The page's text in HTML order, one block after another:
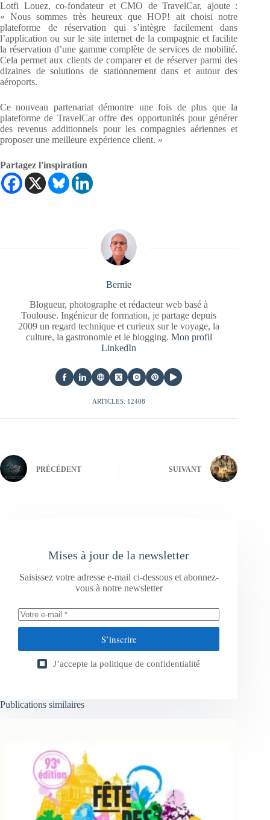
Lotfi Louez, co-fondateur et CMO de TravelCar, ajoute :
« Nous sommes très heureux que HOP! ait choisi notre
plateforme de réservation qui s’intègre facilement dans
l’application ou sur le site internet de la compagnie et facilite
la réservation d’une gamme complète de services de mobilité.
Cela permet aux clients de comparer et de réserver parmi des
dizaines de solutions de stationnement dans et autour des
aéroports.
Ce nouveau partenariat démontre une fois de plus que la
plateforme de TravelCar offre des opportunités pour générer
des revenus additionnels pour les compagnies aériennes et
proposer une meilleure expérience client. »
Partagez l'inspiration
Bernie
Blogueur, photographe et rédacteur web basé à
Toulouse. Ingénieur de formation, je partage depuis
2009 un regard technique et curieux sur le voyage, la
culture, la gastronomie et le blogging. Mon profil
LinkedIn
ARTICLES: 12408
PRÉCÉDENT SUIVANT
Mises à jour de la newsletter
Saisissez votre adresse e-mail ci-dessous et abonnez-
vous à notre newsletter
S’inscrire
J’accepte la politique de confidentialité
Publications similaires